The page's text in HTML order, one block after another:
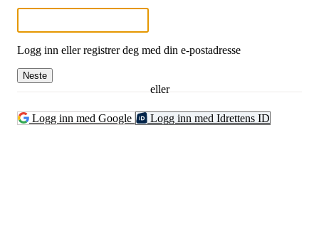
Logg inn eller registrer deg med din e-postadresse
Neste
eller
Logg inn med Google Logg inn med Idrettens ID